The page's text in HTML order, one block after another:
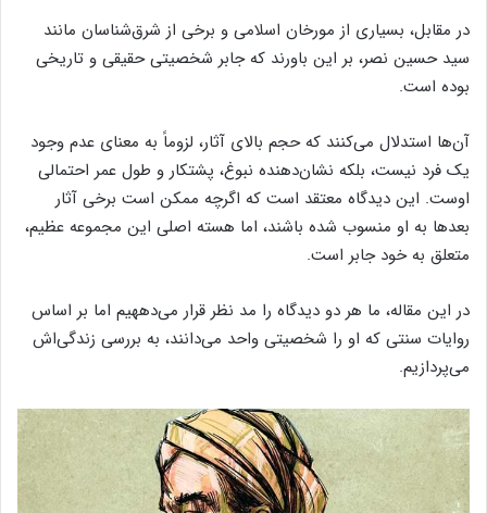
در مقابل، بسیاری از مورخان اسلامی و برخی از شرق‌شناسان مانند
سید حسین نصر، بر این باورند که جابر شخصیتی حقیقی و تاریخی
بوده است.
آن‌ها استدلال می‌کنند که حجم بالای آثار، لزوماً به معنای عدم وجود
یک فرد نیست، بلکه نشان‌دهنده نبوغ، پشتکار و طول عمر احتمالی
اوست. این دیدگاه معتقد است که اگرچه ممکن است برخی آثار
بعدها به او منسوب شده باشند، اما هسته اصلی این مجموعه عظیم،
متعلق به خود جابر است.
در این مقاله، ما هر دو دیدگاه را مد نظر قرار می‌دههیم اما بر اساس
روایات سنتی که او را شخصیتی واحد می‌دانند، به بررسی زندگی‌اش
می‌پردازیم.